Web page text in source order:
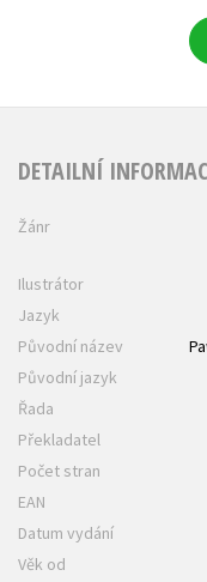
DETAILNÍ
Žánr
Ilustrátor
Jazyk
Původní název
Původní jazyk
Řada
Překladatel
Počet stran
EAN
Datum vydání
Věk od